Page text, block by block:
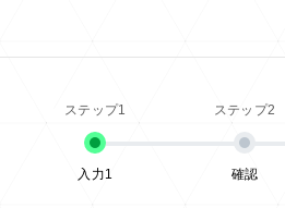
入力1 確認